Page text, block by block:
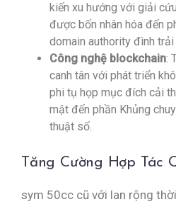
kiến xu hướng với giải
được bốn nhân hóa đến
domain authority đình trải
Công nghệ blockchain:
canh tân với phát triển
phi tụ họp mục đích cải
mật đến phần Khủng
thuật số.
Tăng Cường Hợp Tác
sym 50cc cũ với lan rộng